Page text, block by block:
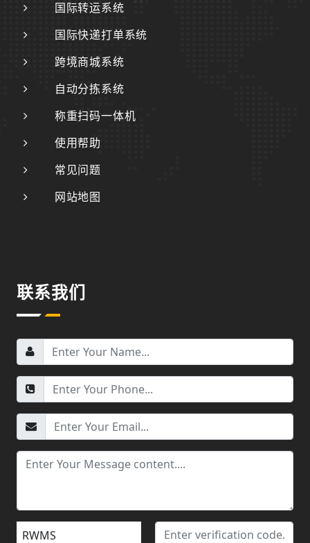
国际转运系统
国际快递打单系统
跨境商城系统
自动分拣系统
称重扫码一体机
使用帮助
常见问题
网站地图
联系我们
RWMS